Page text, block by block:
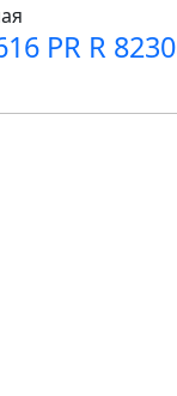
PR R 8230